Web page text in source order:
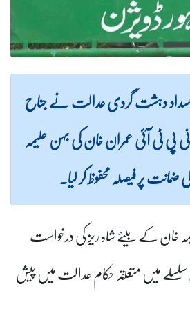
انسداد دہشت گردی عدالت نے جناح
پی ٹی آئی عمران خان کی بہن علیمہ
پر فیصلہ محفوظ کر لیا۔
کے بیٹے شاہ ریز کی درخواست
میں متعلقہ حکام عدالت میں پیش